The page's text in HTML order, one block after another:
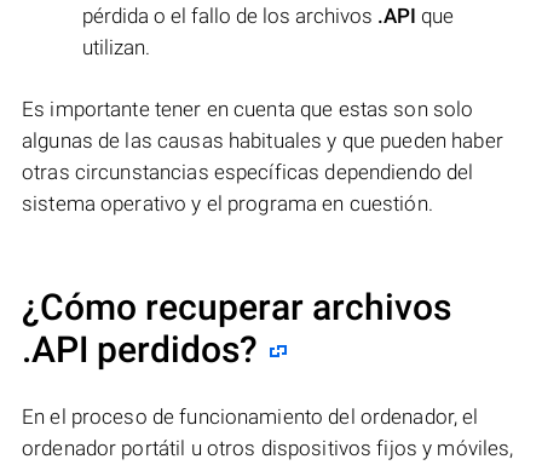
pérdida o el fallo de los archivos .API que
utilizan.
Es importante tener en cuenta que estas son solo
algunas de las causas habituales y que pueden haber
otras circunstancias específicas dependiendo del
sistema operativo y el programa en cuestión.
¿Cómo recuperar archivos
.API perdidos?
En el proceso de funcionamiento del ordenador, el
ordenador portátil u otros dispositivos fijos y móviles,